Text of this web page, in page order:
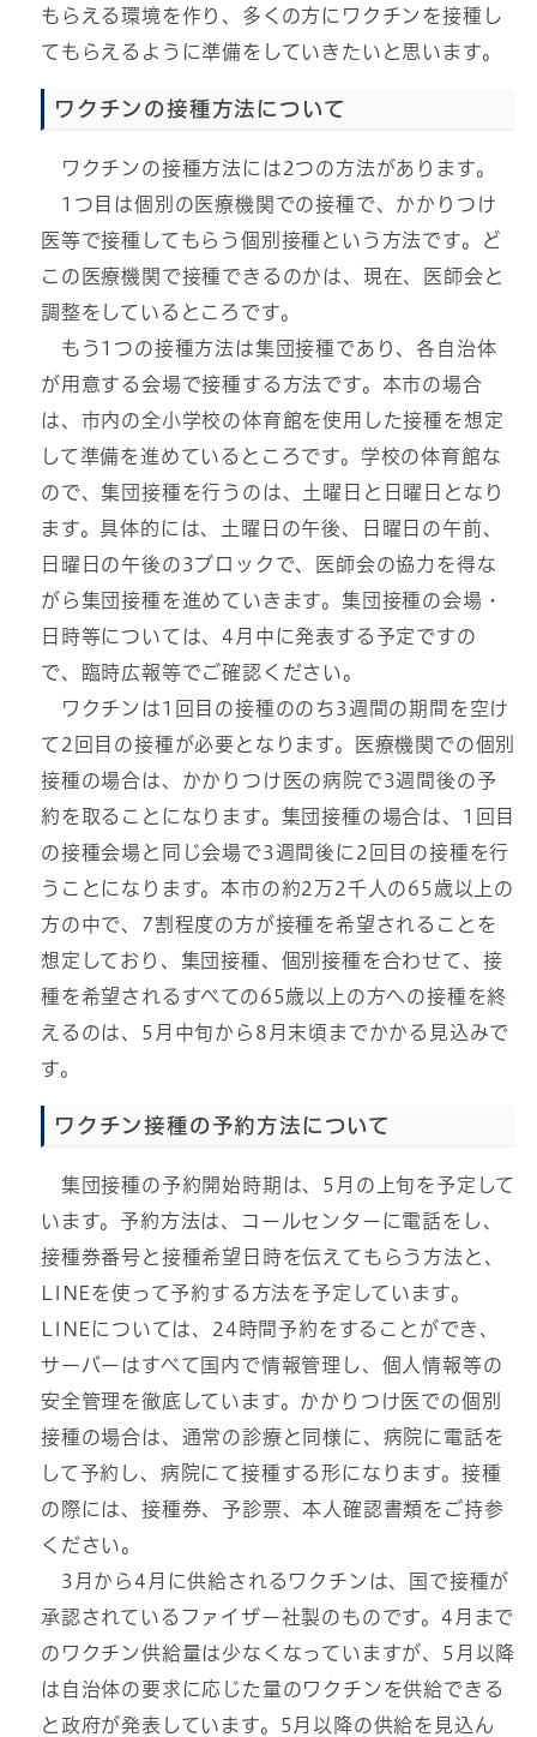
もらえる環境を作り、多くの方にワクチンを接種し
てもらえるように準備をしていきたいと思います。
ワクチンの接種方法について
ワクチンの接種方法には2つの方法があります。
1つ目は個別の医療機関での接種で、かかりつけ
医等で接種してもらう個別接種という方法です。ど
この医療機関で接種できるのかは、現在、医師会と
調整をしているところです。
もう1つの接種方法は集団接種であり、各自治体
が用意する会場で接種する方法です。本市の場合
は、市内の全小学校の体育館を使用した接種を想定
して準備を進めているところです。学校の体育館な
ので、集団接種を行うのは、土曜日と日曜日となり
ます。具体的には、土曜日の午後、日曜日の午前、
日曜日の午後の3ブロックで、医師会の協力を得な
がら集団接種を進めていきます。集団接種の会場・
日時等については、4月中に発表する予定ですの
で、臨時広報等でご確認ください。
ワクチンは1回目の接種ののち3週間の期間を空け
て2回目の接種が必要となります。医療機関での個別
接種の場合は、かかりつけ医の病院で3週間後の予
約を取ることになります。集団接種の場合は、1回目
の接種会場と同じ会場で3週間後に2回目の接種を行
うことになります。本市の約2万2千人の65歳以上の
方の中で、7割程度の方が接種を希望されることを
想定しており、集団接種、個別接種を合わせて、接
種を希望されるすべての65歳以上の方への接種を終
えるのは、5月中旬から8月末頃までかかる見込みで
す。
ワクチン接種の予約方法について
集団接種の予約開始時期は、5月の上旬を予定して
います。予約方法は、コールセンターに電話をし、
接種券番号と接種希望日時を伝えてもらう方法と、
LINEを使って予約する方法を予定しています。
LINEについては、24時間予約をすることができ、
サーバーはすべて国内で情報管理し、個人情報等の
安全管理を徹底しています。かかりつけ医での個別
接種の場合は、通常の診療と同様に、病院に電話を
して予約し、病院にて接種する形になります。接種
の際には、接種券、予診票、本人確認書類をご持参
ください。
3月から4月に供給されるワクチンは、国で接種が
承認されているファイザー社製のものです。4月まで
のワクチン供給量は少なくなっていますが、5月以降
は自治体の要求に応じた量のワクチンを供給できる
と政府が発表しています。5月以降の供給を見込ん